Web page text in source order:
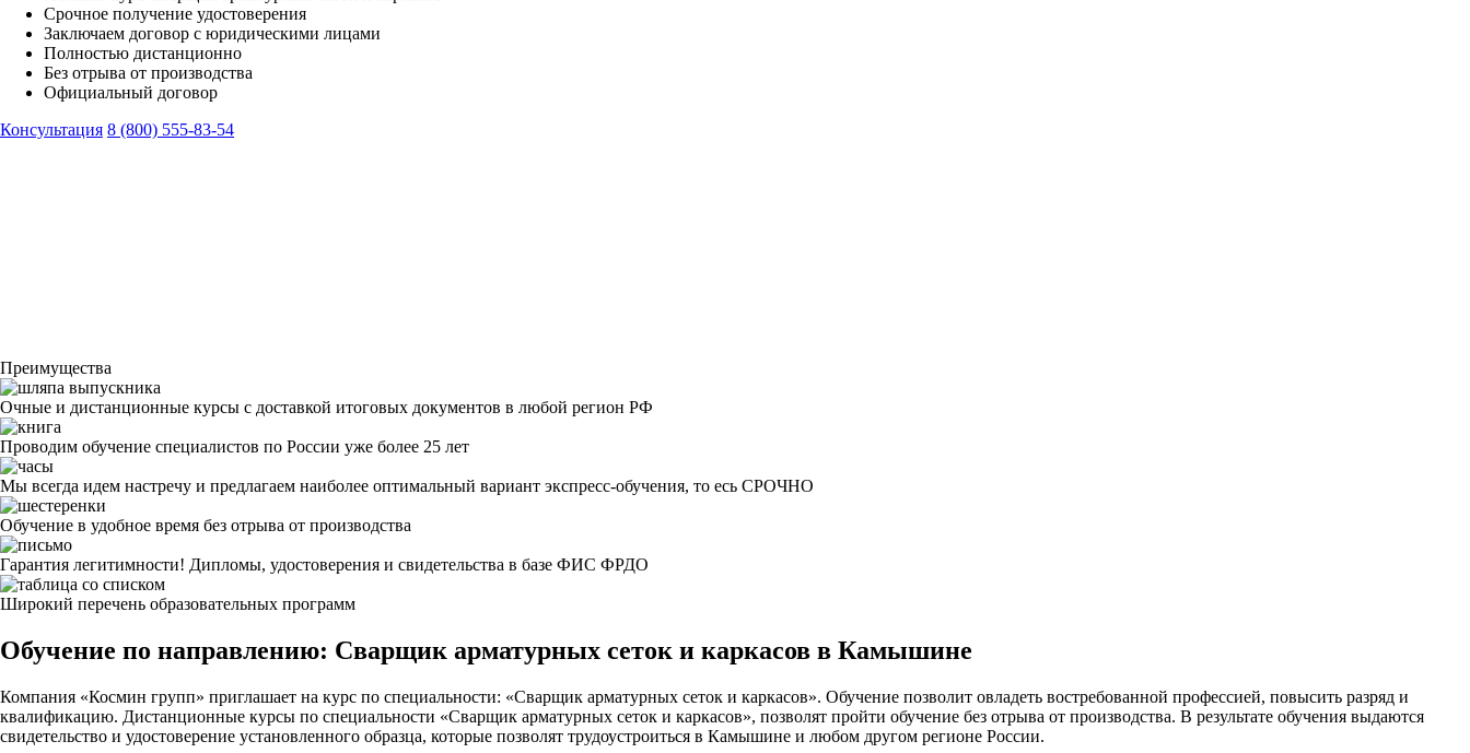
Срочное получение удостоверения
Заключаем договор с юридическими лицами
Полностью дистанционно
Без отрыва от производства
Официальный договор
Консультация 8 (800) 555-83-54
Преимущества
Очные и дистанционные курсы с доставкой итоговых документов в любой регион РФ
Проводим обучение специалистов по России уже более 25 лет
Мы всегда идем настречу и предлагаем наиболее оптимальный вариант экспресс-обучения, то есь СРОЧНО
Обучение в удобное время без отрыва от производства
Гарантия легитимности! Дипломы, удостоверения и свидетельства в базе ФИС ФРДО
Широкий перечень образовательных программ
Обучение по направлению: Сварщик арматурных сеток и каркасов в Камышине
Компания «Космин групп» приглашает на курс по специальности: «Сварщик арматурных сеток и каркасов». Обучение позволит овладеть востребованной профессией, повысить разряд и
квалификацию. Дистанционные курсы по специальности «Сварщик арматурных сеток и каркасов», позволят пройти обучение без отрыва от производства. В результате обучения выдаются
свидетельство и удостоверение установленного образца, которые позволят трудоустроиться в Камышине и любом другом регионе России.